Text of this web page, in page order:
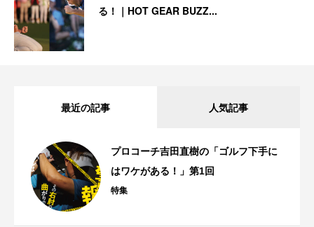
る！｜HOT GEAR BUZZ...
最近の記事 人気記事
プロコーチ吉田直樹の「ゴルフ下手に
はワケがある！」第1回
特集